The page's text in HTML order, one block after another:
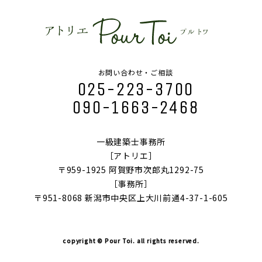
お問い合わせ・ご相談
025-223-3700
090-1663-2468
一級建築士事務所
［アトリエ］
〒959-1925 阿賀野市次郎丸1292-75
［事務所］
〒951-8068 新潟市中央区上大川前通4-37-1-605
copyright © Pour Toi. all rights reserved.